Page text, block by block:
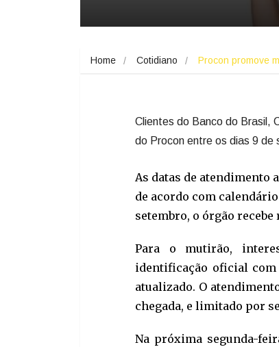
Home Cotidiano Procon promove
Clientes do Banco do Brasil,
do Procon entre os dias 9 de
As datas de atendimento
de acordo com
setembro, o órgão
Para o mutirão,
identificação oficial com
atualizado. O
chegada, e limitado por
Na próxima segunda-